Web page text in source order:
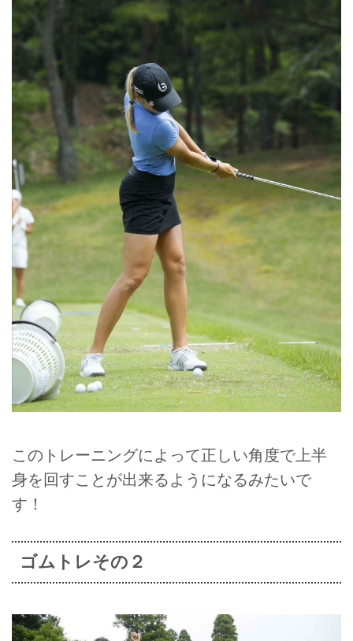
このトレーニングによって正しい角度で上半
身を回すことが出来るようになるみたいで
す！
ゴムトレその２